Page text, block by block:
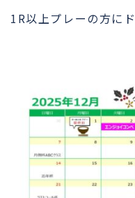
1R以上プレーの方に